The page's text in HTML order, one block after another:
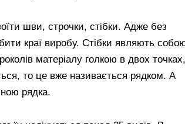
шви, строчки, стібки. Адже без
краї виробу. Стібки являють
матеріалу голкою в двох точках,
то це вже називається рядком. А
рядка.